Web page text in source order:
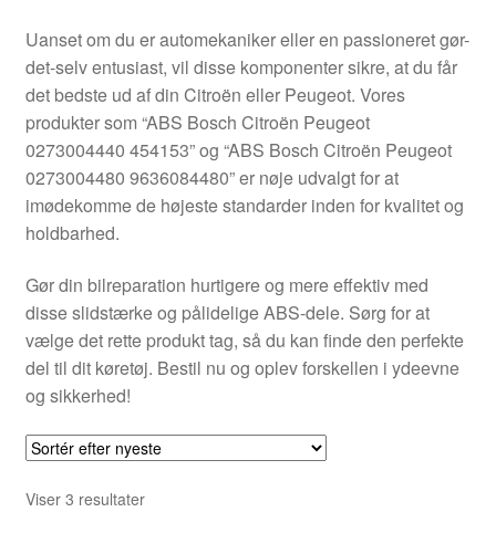
Min Konto
Om os
Privatlivspolitik
Vilkår og betingelser
Uanset om du er automekaniker eller en passioneret gør-
det-selv entusiast, vil disse komponenter sikre, at du får
det bedste ud af din Citroën eller Peugeot. Vores
produkter som “ABS Bosch Citroën Peugeot
0273004440 454153” og “ABS Bosch Citroën Peugeot
0273004480 9636084480” er nøje udvalgt for at
imødekomme de højeste standarder inden for kvalitet og
holdbarhed.
Gør din bilreparation hurtigere og mere effektiv med
disse slidstærke og pålidelige ABS-dele. Sørg for at
vælge det rette produkt tag, så du kan finde den perfekte
del til dit køretøj. Bestil nu og oplev forskellen i ydeevne
og sikkerhed!
Viser 3 resultaterSorteret